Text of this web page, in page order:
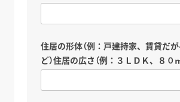
住居の形体（例：戸建持家、賃貸だ
ど）住居の広さ（例：３ＬＤＫ、８０